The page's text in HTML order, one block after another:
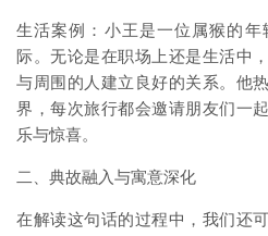
生活案例：小王是一位属猴的
际。无论是在职场上还是生活中
与周围的人建立良好的关系。他
界，每次旅行都会邀请朋友们一
乐与惊喜。
二、典故融入与寓意深化
在解读这句话的过程中，我们还